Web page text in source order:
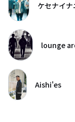
ケセナイナ
lounge
Aishi'es